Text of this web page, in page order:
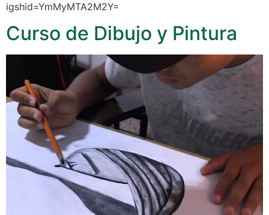
igshid=YmMyMTA2M2Y=
Curso de Dibujo y Pintura